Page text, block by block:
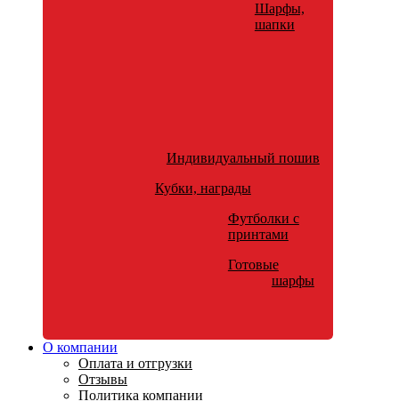
Шарфы,
шапки
Индивидуальный пошив
Кубки, награды
Футболки с
принтами
Готовые
шарфы
О компании
Оплата и отгрузки
Отзывы
Политика компании